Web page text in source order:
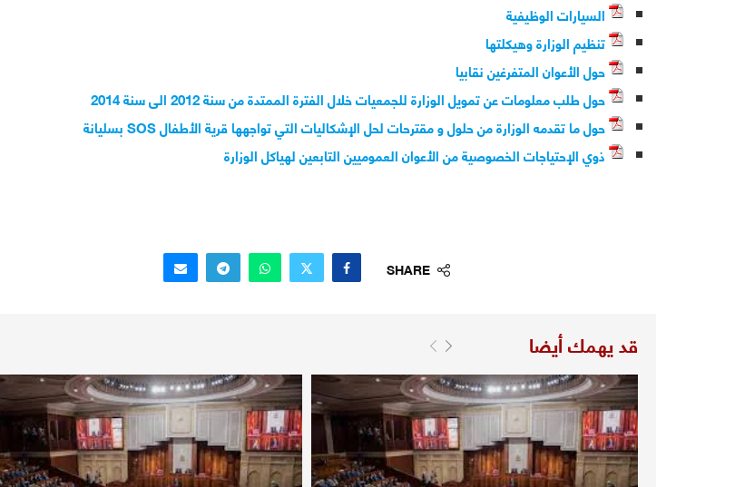
السيارات الوظيفية
تنظيم الوزارة وهيكلتها
حول الأعوان المتفرغين نقابيا
حول طلب معلومات عن تمويل الوزارة للجمعيات خلال الفترة الممتدة من سنة 2012 الى سنة 2014
حول ما تقدمه الوزارة من حلول و مقترحات لحل الإشكاليات التي تواجهها قرية الأطفال SOS بسليانة
ذوي الإحتياجات الخصوصية من الأعوان العموميين التابعين لهياكل الوزارة
SHARE
قد يهمك أيضا